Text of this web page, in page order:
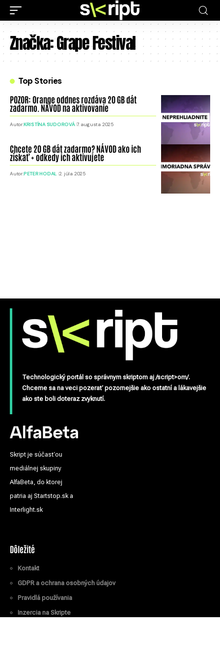
Značka:Grape Festival
Top Stories
POZOR: Orange oddnes rozdáva 20 GB dát
zadarmo. NÁVOD na aktivovanie
Autor:KRISTÍNA SUDOROVÁ 7. augusta 2025
Chcete 20 GB dát zadarmo? NÁVOD ako ich
získať + odkedy ich aktivujete
Autor:PETER HODAL 2. júla 2025
Technologický portál so správnym skriptom aj /script>om/.
Chceme sa na veci pozerať pozornejšie ako ostatní a lákavejšie
ako ste boli doteraz zvyknutí.
Skript je súčasťou
mediálnej skupiny
AlfaBeta, do ktorej
patria aj Startstop.sk a
Interlight.sk
Dôležité
Kontakt
GDPR a ochrana osobných údajov
Pravidlá používania
Inzercia na Skripte